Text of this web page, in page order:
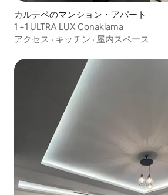
カルテペのマンション・アパート
1 +1 ULTRA LUX Conaklama
アクセス · キッチン · 屋内スペース